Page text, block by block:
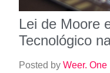
Lei de Moore
Tecnológico
Posted by Weer. One